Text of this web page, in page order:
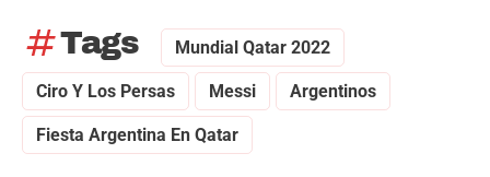
tagTags Mundial Qatar 2022
Ciro Y Los Persas Messi Argentinos
Fiesta Argentina En Qatar